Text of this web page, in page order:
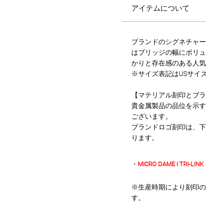
アイテムについて
ブランドのシグネチャ
はブリッジの幅にボリ
かりと存在感のある人
※サイズ表記はUSサイ
【マテリアル刻印とブ
貴金属製品の品位を示
ございます。
ブランドロゴ刻印は、
ります。
・MICRO DAME I TRI-LINK
※生産時期により刻印
す。